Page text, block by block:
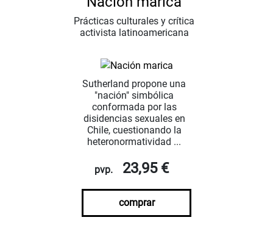
Prácticas culturales y crítica
activista latinoamericana
Sutherland propone una
"nación" simbólica
conformada por las
disidencias sexuales en
Chile, cuestionando la
heteronormatividad ...
pvp. 23,95 €
comprar